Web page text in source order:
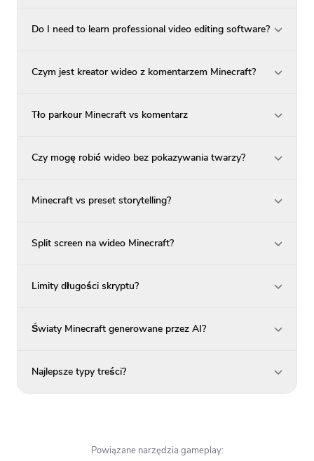
Do I need to learn professional video editing software?
Czym jest kreator wideo z komentarzem Minecraft?
Tło parkour Minecraft vs komentarz
Czy mogę robić wideo bez pokazywania twarzy?
Minecraft vs preset storytelling?
Split screen na wideo Minecraft?
Limity długości skryptu?
Światy Minecraft generowane przez AI?
Najlepsze typy treści?
Powiązane narzędzia gameplay: